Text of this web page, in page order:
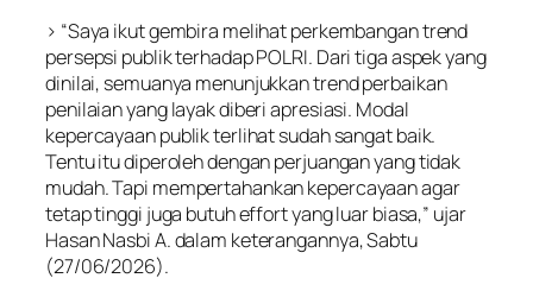
> “Saya ikut gembira melihat perkembangan trend
persepsi publik terhadap POLRI. Dari tiga aspek yang
dinilai, semuanya menunjukkan trend perbaikan
penilaian yang layak diberi apresiasi. Modal
kepercayaan publik terlihat sudah sangat baik.
Tentu itu diperoleh dengan perjuangan yang tidak
mudah. Tapi mempertahankan kepercayaan agar
tetap tinggi juga butuh effort yang luar biasa,” ujar
Hasan Nasbi A. dalam keterangannya, Sabtu
(27/06/2026).